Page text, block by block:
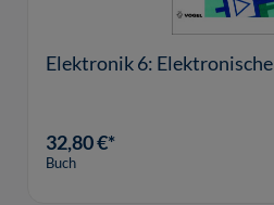
Elektronik 6:
32,80 €*
Buch